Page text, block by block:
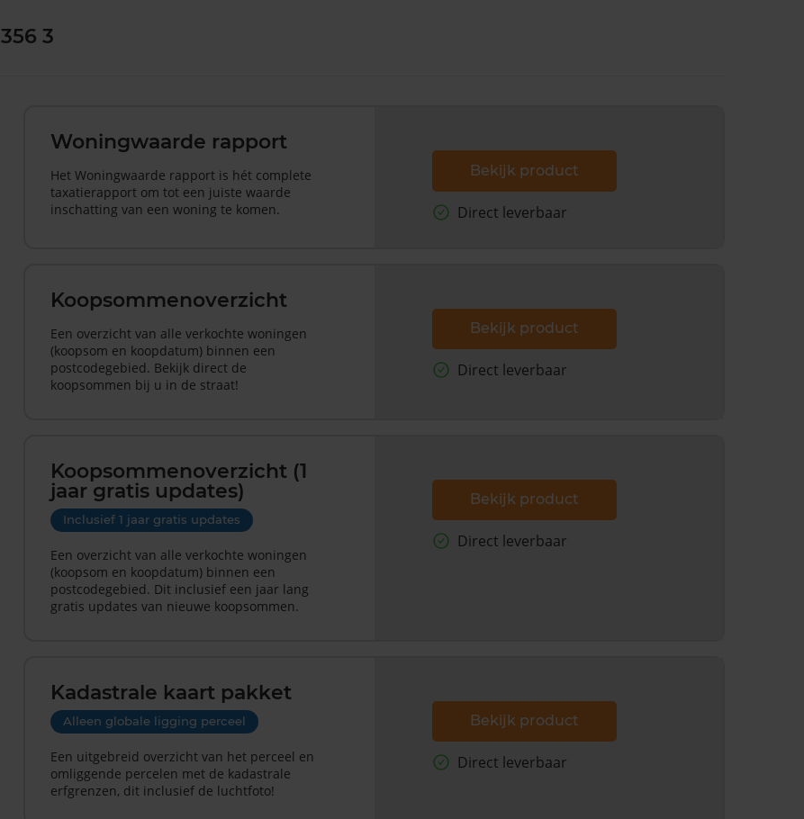
3
Woningwaarde rapport
Het Woningwaarde rapport is hét complete
taxatierapport om tot een juiste waarde
inschatting van een woning te komen.
Bekijk product
Direct leverbaar
Koopsommenoverzicht
Een overzicht van alle verkochte woningen
(koopsom en koopdatum) binnen een
postcodegebied. Bekijk direct de
koopsommen bij u in de straat!
Bekijk product
Direct leverbaar
Koopsommenoverzicht (1
jaar gratis updates)
Inclusief 1 jaar gratis updates
Een overzicht van alle verkochte woningen
(koopsom en koopdatum) binnen een
postcodegebied. Dit inclusief een jaar lang
gratis updates van nieuwe koopsommen.
Bekijk product
Direct leverbaar
Kadastrale kaart pakket
Alleen globale ligging perceel
Een uitgebreid overzicht van het perceel en
omliggende percelen met de kadastrale
erfgrenzen, dit inclusief de luchtfoto!
Bekijk product
Direct leverbaar